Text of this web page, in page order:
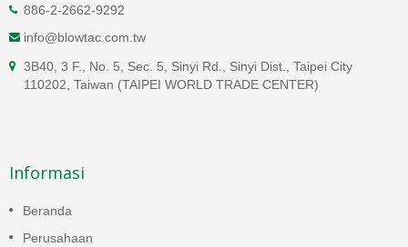
886-2-2662-9292
info@blowtac.com.tw
3B40, 3 F., No. 5, Sec. 5, Sinyi Rd., Sinyi Dist., Taipei City
110202, Taiwan (TAIPEI WORLD TRADE CENTER)
Informasi
Beranda
Perusahaan